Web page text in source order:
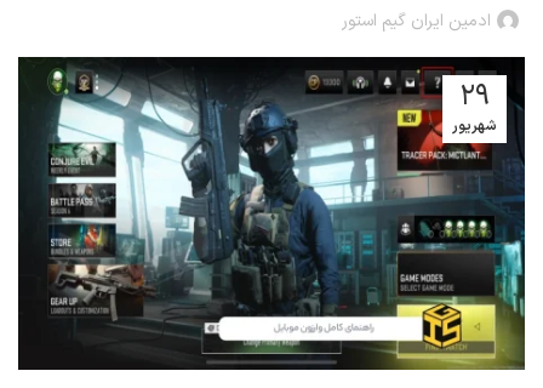
ادمین ایران گیم استور
29
شهریور